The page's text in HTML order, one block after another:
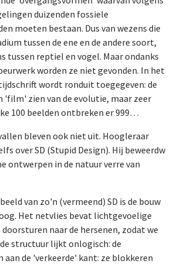
duizenden fossiele
moeten bestaan. Dus van wezens die
tussen de ene en de andere soort,
tussen reptiel en vogel. Maar ondanks
worden ze niet gevonden. In het
wordt ronduit toegegeven: de
'film' zien van de evolutie, maar zeer
100 beelden ontbreken er 999…
bleven ook niet uit. Hoogleraar
over SD (Stupid Design). Hij beweerdw
ontwerpen in de natuur verre van
van zo'n (vermeend) SD is de bouw
Het netvlies bevat lichtgevoelige
naar de hersenen, zodat we
structuur lijkt onlogisch: de
de 'verkeerde' kant: ze blokkeren